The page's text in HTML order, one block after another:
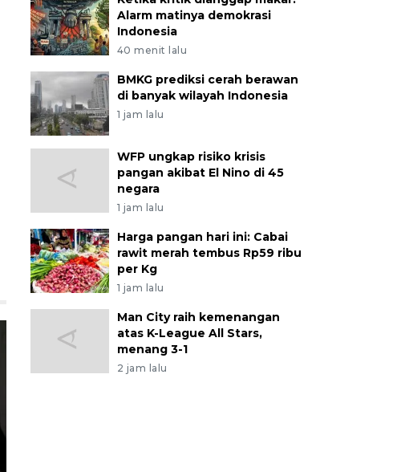
Sulawesi Tenggara, Kamis (30/1/2025). Kementerian
mengingatkan pemerintah daerah untuk tidak mengubah
pertanian dengan irigasi yang baik, khususnya pada sawah.
Alarm matinya demokrasi
Indonesia
40 menit lalu
BMKG prediksi cerah berawan
di banyak wilayah Indonesia
1 jam lalu
WFP ungkap risiko krisis
pangan akibat El Nino di 45
negara
1 jam lalu
Harga pangan hari ini: Cabai
rawit merah tembus Rp59 ribu
per Kg
1 jam lalu
Man City raih kemenangan
atas K-League All Stars,
menang 3-1
2 jam lalu